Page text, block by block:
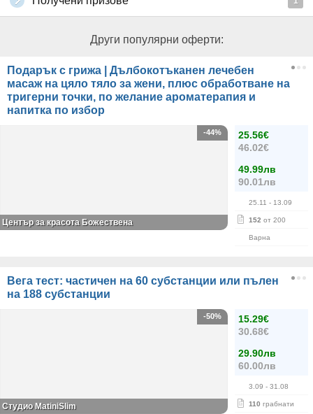
Други популярни оферти:
Подарък с грижа | Дълбокотъканен лечебен
масаж на цяло тяло за жени, плюс обработване на
тригерни точки, по желание ароматерапия и
напитка по избор
25.56€
46.02€
49.99лв
90.01лв
25.11 - 13.09
152 от 200
Варна
-44%
Център за красота Божествена
Вега тест: частичен на 60 субстанции или пълен
на 188 субстанции
15.29€
30.68€
29.90лв
60.00лв
3.09 - 31.08
110 грабнати
-50%
Студио MatiniSlim